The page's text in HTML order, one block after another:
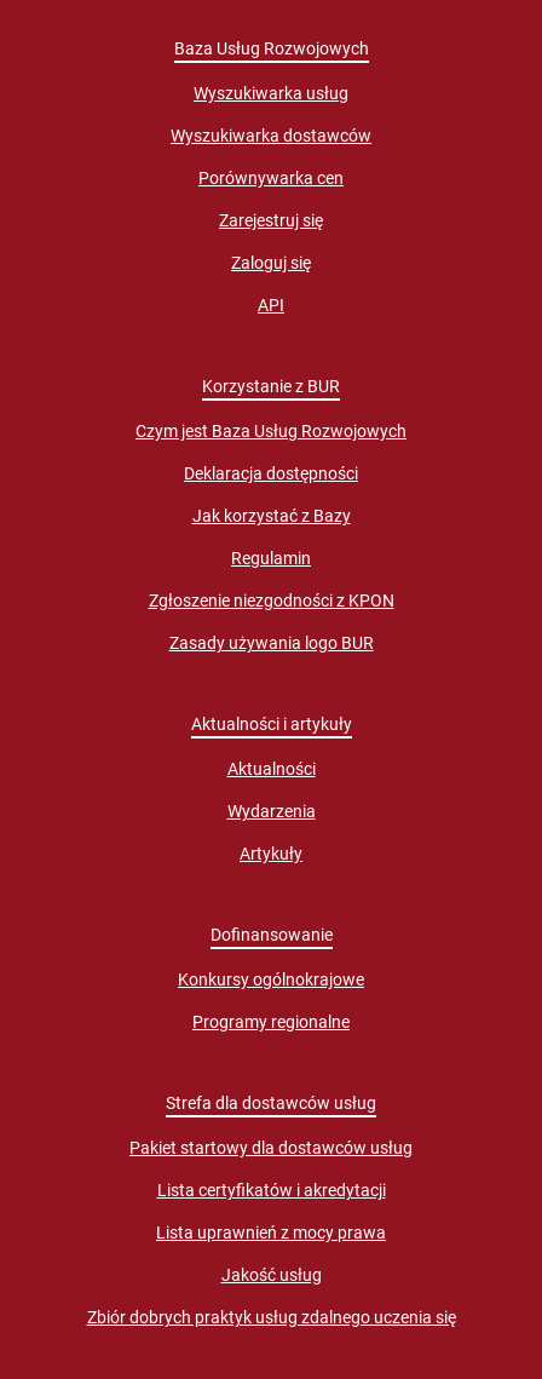
Baza Usług Rozwojowych
Wyszukiwarka usług
Wyszukiwarka dostawców
Porównywarka cen
Zarejestruj się
Zaloguj się
API
Korzystanie z BUR
Czym jest Baza Usług Rozwojowych
Deklaracja dostępności
Jak korzystać z Bazy
Regulamin
Zgłoszenie niezgodności z KPON
Zasady używania logo BUR
Aktualności i artykuły
Aktualności
Wydarzenia
Artykuły
Dofinansowanie
Konkursy ogólnokrajowe
Programy regionalne
Strefa dla dostawców usług
Pakiet startowy dla dostawców usług
Lista certyfikatów i akredytacji
Lista uprawnień z mocy prawa
Jakość usług
Zbiór dobrych praktyk usług zdalnego uczenia się